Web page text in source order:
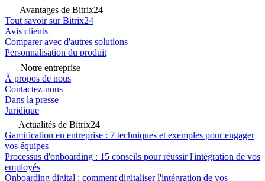
Avantages de Bitrix24
Tout savoir sur Bitrix24
Avis clients
Comparer avec d'autres solutions
Personnalisation du produit
Notre entreprise
À propos de nous
Contactez-nous
Dans la presse
Juridique
Actualités de Bitrix24
Gamification en entreprise : 7 techniques et exemples pour engager
vos équipes
Processus d'onboarding : 15 conseils pour réussir l'intégration de vos
employés
Onboarding digital : comment digitaliser l'intégration de vos